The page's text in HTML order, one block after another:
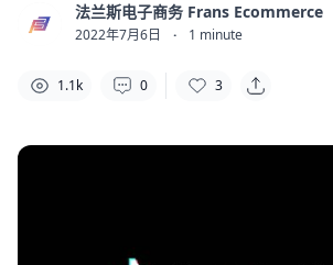
法兰斯电子商务 Frans Ecommerce
2022年7月6日 · 1 minute
1.1k 0 3